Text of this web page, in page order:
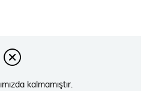
kalmamıştır.